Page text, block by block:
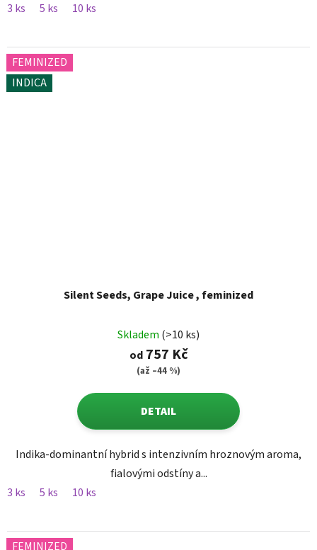
3 ks
5 ks 10 ks
FEMINIZED
INDICA
Silent Seeds, Grape Juice , feminized
Skladem (>10 ks)
od757 Kč
(až –44 %)
DETAIL
Indika-dominantní hybrid s intenzivním hroznovým aroma,
fialovými odstíny a...
3 ks
5 ks 10 ks
FEMINIZED